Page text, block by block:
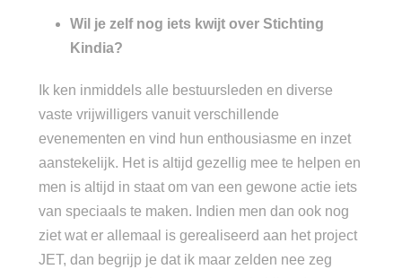
Wil je zelf nog iets kwijt over Stichting
Kindia?
Ik ken inmiddels alle bestuursleden en diverse
vaste vrijwilligers vanuit verschillende
evenementen en vind hun enthousiasme en inzet
aanstekelijk. Het is altijd gezellig mee te helpen en
men is altijd in staat om van een gewone actie iets
van speciaals te maken. Indien men dan ook nog
ziet wat er allemaal is gerealiseerd aan het project
JET, dan begrijp je dat ik maar zelden nee zeg